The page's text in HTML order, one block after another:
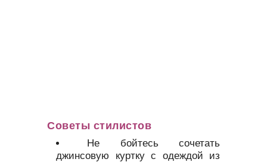
Советы стилистов
Не бойтесь сочетать
джинсовую куртку с одеждой из